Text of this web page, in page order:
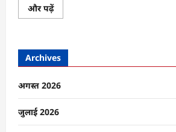
और पढ़ेंशी
जिनपिंग
वाले
बयान
पर
का
पलटवार,
बोले-
बाइडन
काल
में
Archives
अगस्त 2026
जुलाई 2026